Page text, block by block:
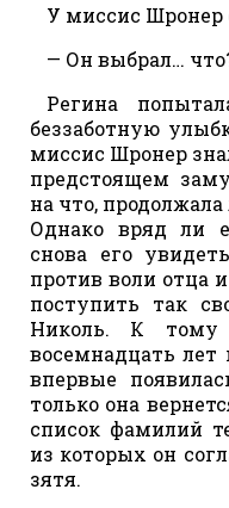
У миссис Шронер
— Он выбрал…
Регина
беззаботную
миссис Шронер
предстоящем
на что,
Однако вряд ли
снова его
против воли отца
поступить так
Николь. К тому
восемнадцать
впервые
только она
список фамилий
из которых он
зятя.